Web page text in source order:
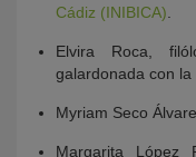
Cádiz (INIBICA)
Elvira Roca,
galardonada con la
Myriam Seco
Margarita López